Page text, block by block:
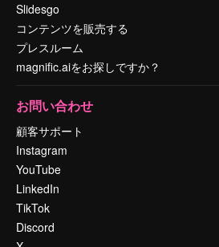
Slidesgo
コンテンツを販売する
プレスルーム
magnific.aiをお探しですか？
お問い合わせ
顧客サポート
Instagram
YouTube
LinkedIn
TikTok
Discord